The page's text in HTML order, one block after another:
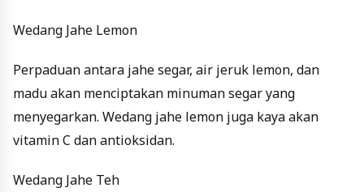
Wedang Jahe Lemon
Perpaduan antara jahe segar, air jeruk lemon, dan
madu akan menciptakan minuman segar yang
menyegarkan. Wedang jahe lemon juga kaya akan
vitamin C dan antioksidan.
Wedang Jahe Teh